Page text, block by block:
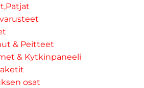
& Peitteet
& Kytkinpaneeli
osat